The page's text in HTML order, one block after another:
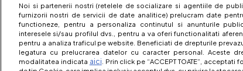
Noi si partenerii nostri (retelele de socializare si agentiile de
furnizorii nostri de servicii de date analitice) prelucram date
functioneze, pentru a personaliza continutul si anunturile
interesele si/sau profilul dvs., pentru a va oferi functionalitati
pentru a analiza traficul pe website. Beneficiati de drepturile
legatura cu prelucrarea datelor cu caracter personal. Aceste
modalitatea indicata aici . Prin click pe “ACCEPT TOATE”,